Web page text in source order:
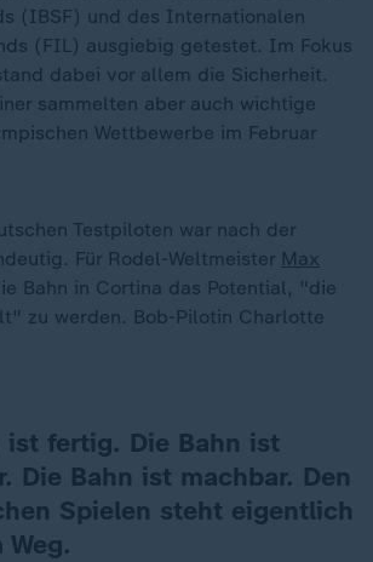
(IBSF) und des Internationalen
(FIL) ausgiebig getestet. Im Fokus
dabei vor allem die Sicherheit.
sammelten aber auch wichtige
Wettbewerbe im Februar
Testpiloten war nach der
Für Rodel-Weltmeister Max
Bahn in Cortina das Potential, "die
zu werden. Bob-Pilotin Charlotte
ist fertig. Die Bahn ist
Die Bahn ist machbar. Den
Spielen steht eigentlich